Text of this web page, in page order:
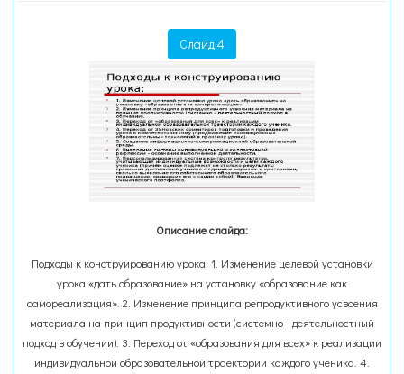
Слайд 4
Описание слайда:
Подходы к конструированию урока: 1. Изменение целевой установки
урока «дать образование» на установку «образование как
самореализация». 2. Изменение принципа репродуктивного усвоения
материала на принцип продуктивности (системно - деятельностный
подход в обучении). 3. Переход от «образования для всех» к реализации
индивидуальной образовательной траектории каждого ученика. 4.